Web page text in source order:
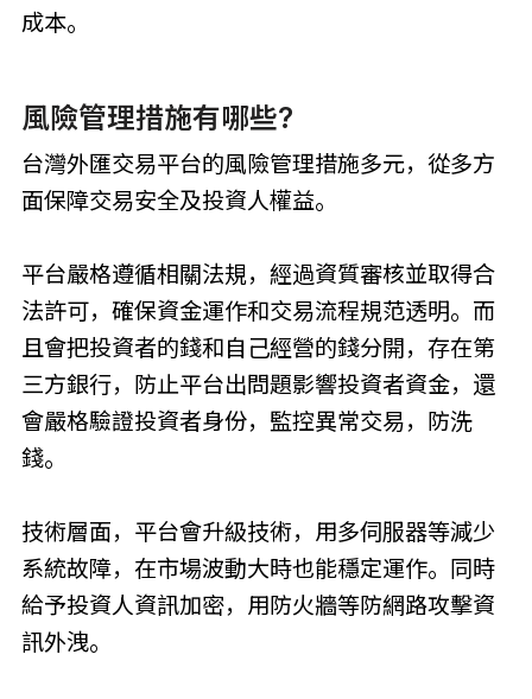
成本。
風險管理措施有哪些?
台灣外匯交易平台的風險管理措施多元，從多方
面保障交易安全及投資人權益。
平台嚴格遵循相關法規，經過資質審核並取得合
法許可，確保資金運作和交易流程規范透明。而
且會把投資者的錢和自己經營的錢分開，存在第
三方銀行，防止平台出問題影響投資者資金，還
會嚴格驗證投資者身份，監控異常交易，防洗
錢。
技術層面，平台會升級技術，用多伺服器等減少
系統故障，在市場波動大時也能穩定運作。同時
給予投資人資訊加密，用防火牆等防網路攻擊資
訊外洩。